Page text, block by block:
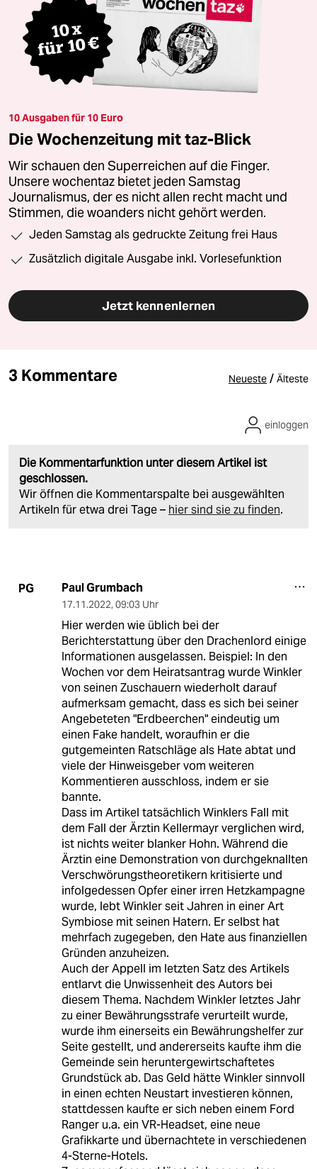
10 Ausgaben für 10 Euro
Die Wochenzeitung mit taz-Blick
Wir schauen den Superreichen auf die Finger.
Unsere wochentaz bietet jeden Samstag
Journalismus, der es nicht allen recht macht und
Stimmen, die woanders nicht gehört werden.
Jeden Samstag als gedruckte Zeitung frei Haus
Zusätzlich digitale Ausgabe inkl. Vorlesefunktion
Jetzt kennenlernen
3 Kommentare Neueste / Älteste
Die Kommentarfunktion unter diesem Artikel ist
geschlossen.
Wir öffnen die Kommentarspalte bei ausgewählten
Artikeln für etwa drei Tage – hier sind sie zu finden.
einloggen
PG Paul Grumbach
17.11.2022, 09:03 Uhr
Hier werden wie üblich bei der
Berichterstattung über den Drachenlord einige
Informationen ausgelassen. Beispiel: In den
Wochen vor dem Heiratsantrag wurde Winkler
von seinen Zuschauern wiederholt darauf
aufmerksam gemacht, dass es sich bei seiner
Angebeteten "Erdbeerchen" eindeutig um
einen Fake handelt, woraufhin er die
gutgemeinten Ratschläge als Hate abtat und
viele der Hinweisgeber vom weiteren
Kommentieren ausschloss, indem er sie
bannte.
Dass im Artikel tatsächlich Winklers Fall mit
dem Fall der Ärztin Kellermayr verglichen wird,
ist nichts weiter blanker Hohn. Während die
Ärztin eine Demonstration von durchgeknallten
Verschwörungstheoretikern kritisierte und
infolgedessen Opfer einer irren Hetzkampagne
wurde, lebt Winkler seit Jahren in einer Art
Symbiose mit seinen Hatern. Er selbst hat
mehrfach zugegeben, den Hate aus finanziellen
Gründen anzuheizen.
Auch der Appell im letzten Satz des Artikels
entlarvt die Unwissenheit des Autors bei
diesem Thema. Nachdem Winkler letztes Jahr
zu einer Bewährungsstrafe verurteilt wurde,
wurde ihm einerseits ein Bewährungshelfer zur
Seite gestellt, und andererseits kaufte ihm die
Gemeinde sein heruntergewirtschaftetes
Grundstück ab. Das Geld hätte Winkler sinnvoll
in einen echten Neustart investieren können,
stattdessen kaufte er sich neben einem Ford
Ranger u.a. ein VR-Headset, eine neue
Grafikkarte und übernachtete in verschiedenen
4-Sterne-Hotels.